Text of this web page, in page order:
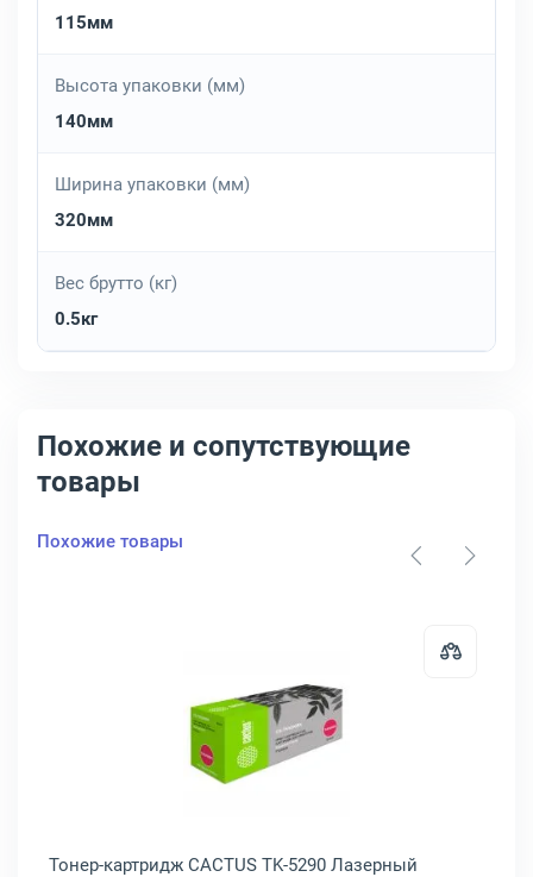
115мм
Высота упаковки (мм)
140мм
Ширина упаковки (мм)
320мм
Вес брутто (кг)
0.5кг
Похожие и сопутствующие
товары
Похожие товары
Kyocera TK-5290 Лазерный Черный 17000стр, 1T02TX0NL0
Открыть товар: Тонер-картридж
Тонер-картридж CACTUS TK-5290 Лазерный